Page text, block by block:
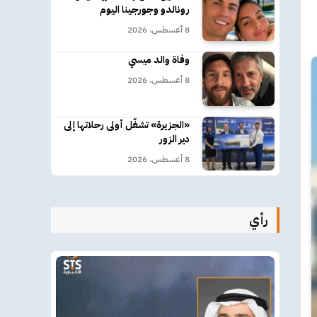
رونالدو وجورجينا اليوم
8 أغسطس، 2026
وفاة والد ميسي
8 أغسطس، 2026
«الجزيرة» تشغّل أولى رحلاتها إلى
دير الزور
8 أغسطس، 2026
رأي